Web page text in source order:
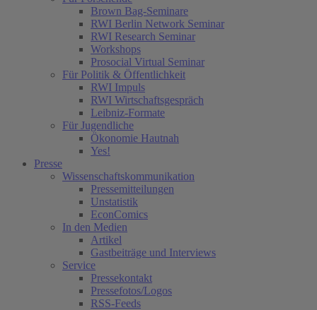
Brown Bag-Seminare
RWI Berlin Network Seminar
RWI Research Seminar
Workshops
Prosocial Virtual Seminar
Für Politik & Öffentlichkeit
RWI Impuls
RWI Wirtschaftsgespräch
Leibniz-Formate
Für Jugendliche
Ökonomie Hautnah
Yes!
Presse
Wissenschaftskommunikation
Pressemitteilungen
Unstatistik
EconComics
In den Medien
Artikel
Gastbeiträge und Interviews
Service
Pressekontakt
Pressefotos/Logos
RSS-Feeds